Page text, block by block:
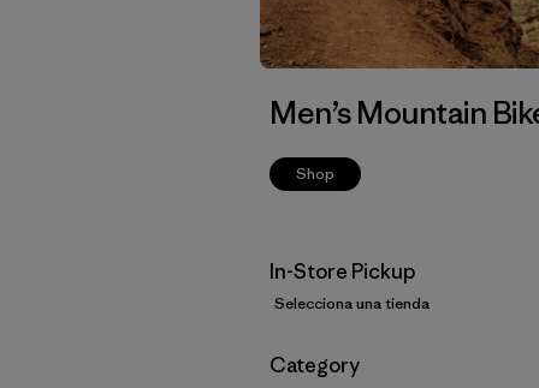
Men’s Mountain
Shop
In-Store Pickup
Selecciona una tienda
Filtrar por
Category